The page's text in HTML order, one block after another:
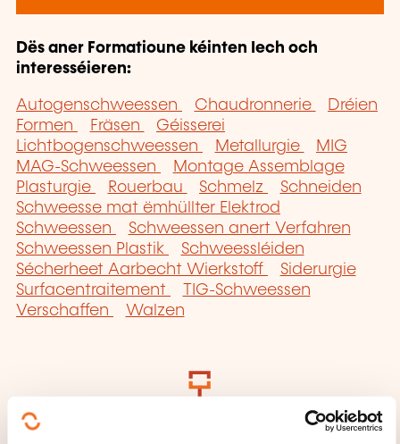
Dës aner Formatioune kéinten Iech och
interesséieren:
Autogenschweessen Chaudronnerie
Dréien
Formen
Fräsen
Géisserei
Lichtbogenschweessen
Metallurgie
MIG
MAG-Schweessen
Montage Assemblage
Plasturgie
Rouerbau Schmelz
Schneiden
Schweesse mat ëmhüllter Elektrod
Schweessen
Schweessen anert Verfahren
Schweessen Plastik
Schweessléiden
Sécherheet Aarbecht Wierkstoff
Siderurgie
Surfacentraitement
TIG-Schweessen
Verschaffen
Walzen